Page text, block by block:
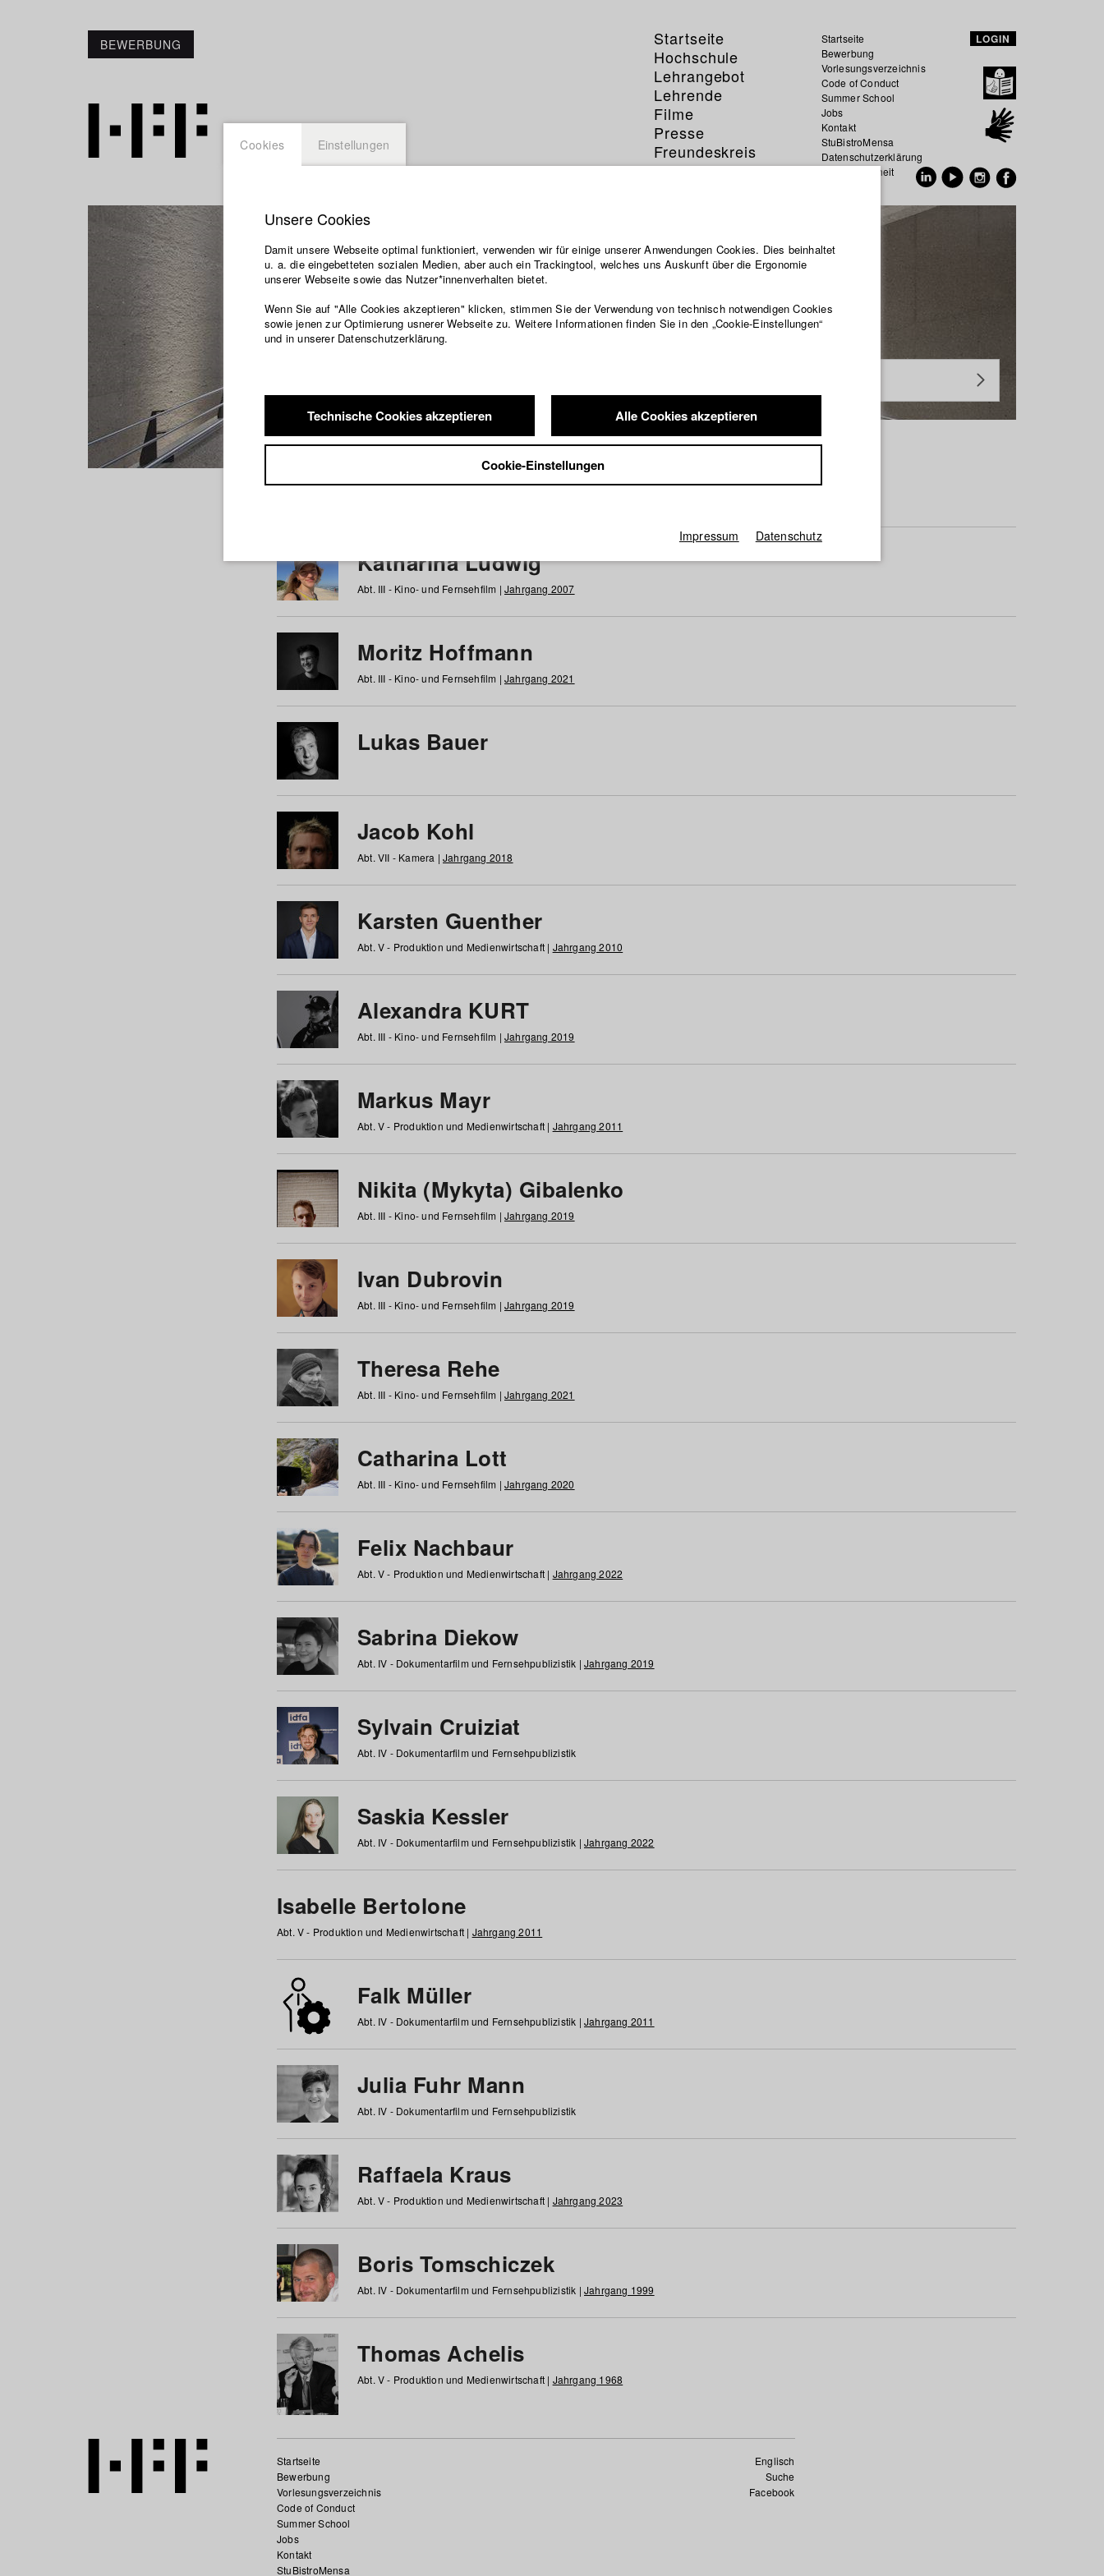
BEWERBUNG
Startseite
Hochschule
Lehrangebot
Lehrende
Filme
Presse
Freundeskreis
Service
Startseite
Bewerbung
Vorlesungsverzeichnis
Code of Conduct
Summer School
Jobs
Kontakt
StuBistroMensa
Datenschutzerklärung
Datensicherheit
LOGIN
Studierende / Alumni
a b c d e f g h i j k l m n o p q r s t u v w x y z Alle
Katharina Ludwig
Abt. III - Kino- und Fernsehfilm | Jahrgang 2007
Moritz Hoffmann
Abt. III - Kino- und Fernsehfilm | Jahrgang 2021
Lukas Bauer
Jacob Kohl
Abt. VII - Kamera | Jahrgang 2018
Karsten Guenther
Abt. V - Produktion und Medienwirtschaft | Jahrgang 2010
Alexandra KURT
Abt. III - Kino- und Fernsehfilm | Jahrgang 2019
Markus Mayr
Abt. V - Produktion und Medienwirtschaft | Jahrgang 2011
Nikita (Mykyta) Gibalenko
Abt. III - Kino- und Fernsehfilm | Jahrgang 2019
Ivan Dubrovin
Abt. III - Kino- und Fernsehfilm | Jahrgang 2019
Theresa Rehe
Abt. III - Kino- und Fernsehfilm | Jahrgang 2021
Catharina Lott
Abt. III - Kino- und Fernsehfilm | Jahrgang 2020
Felix Nachbaur
Abt. V - Produktion und Medienwirtschaft | Jahrgang 2022
Sabrina Diekow
Abt. IV - Dokumentarfilm und Fernsehpublizistik | Jahrgang 2019
Sylvain Cruiziat
Abt. IV - Dokumentarfilm und Fernsehpublizistik
Saskia Kessler
Abt. IV - Dokumentarfilm und Fernsehpublizistik | Jahrgang 2022
Isabelle Bertolone
Abt. V - Produktion und Medienwirtschaft | Jahrgang 2011
Falk Müller
Abt. IV - Dokumentarfilm und Fernsehpublizistik | Jahrgang 2011
Julia Fuhr Mann
Abt. IV - Dokumentarfilm und Fernsehpublizistik
Raffaela Kraus
Abt. V - Produktion und Medienwirtschaft | Jahrgang 2023
Boris Tomschiczek
Abt. IV - Dokumentarfilm und Fernsehpublizistik | Jahrgang 1999
Thomas Achelis
Abt. V - Produktion und Medienwirtschaft | Jahrgang 1968
Englisch
Suche
Facebook
Startseite
Bewerbung
Vorlesungsverzeichnis
Code of Conduct
Summer School
Jobs
Kontakt
StuBistroMensa
Cookies Einstellungen
Unsere Cookies
Damit unsere Webseite optimal funktioniert, verwenden wir für einige unserer Anwendungen Cookies. Dies beinhaltet
u. a. die eingebetteten sozialen Medien, aber auch ein Trackingtool, welches uns Auskunft über die Ergonomie
unserer Webseite sowie das Nutzer*innenverhalten bietet.
Wenn Sie auf "Alle Cookies akzeptieren" klicken, stimmen Sie der Verwendung von technisch notwendigen Cookies
sowie jenen zur Optimierung usnerer Webseite zu. Weitere Informationen finden Sie in den „Cookie-Einstellungen“
und in unserer Datenschutzerklärung.
Technische Cookies akzeptieren Alle Cookies akzeptieren
Cookie-Einstellungen
Impressum Datenschutz